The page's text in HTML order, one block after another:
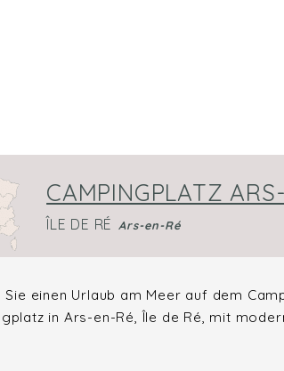
CAMPINGPLATZ
ÎLE DE RÉ Ars-en-Ré
Sie einen Urlaub am Meer auf dem
in Ars-en-Ré, Île de Ré, mit